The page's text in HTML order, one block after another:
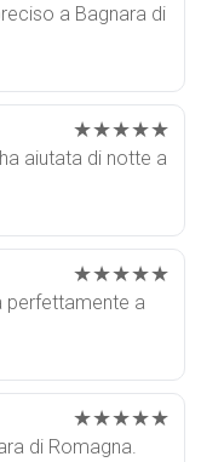
a Bagnara di
★★★★★
aiutata di notte a
★★★★★
perfettamente a
★★★★★
di Romagna.